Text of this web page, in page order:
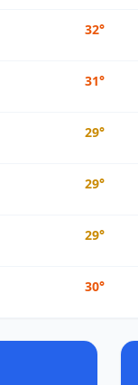
32°
31°
29°
29°
29°
30°